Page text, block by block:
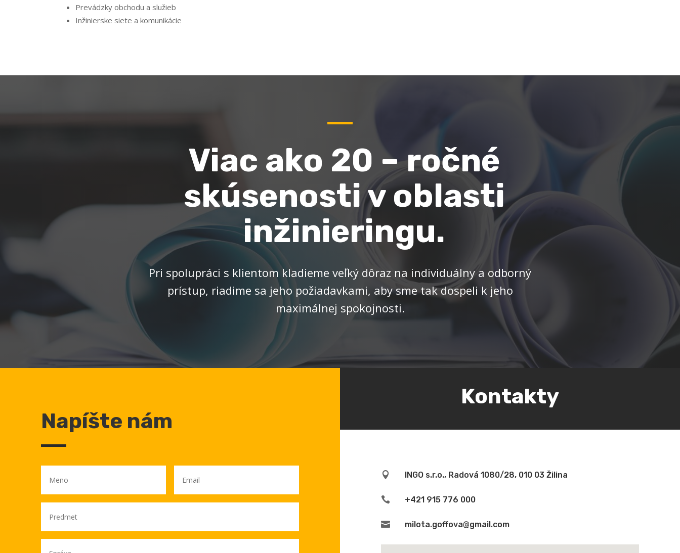
Prevádzky obchodu a služieb
Inžinierske siete a komunikácie
Viac ako 20 – ročné
skúsenosti v oblasti
inžinieringu.
Pri spolupráci s klientom kladieme veľký dôraz na individuálny a odborný
prístup, riadime sa jeho požiadavkami, aby sme tak dospeli k jeho
maximálnej spokojnosti.
Napíšte nám
Kontakty
 INGO s.r.o., Radová 1080/28, 010 03 Žilina
 +421 915 776 000
 milota.goffova@gmail.com